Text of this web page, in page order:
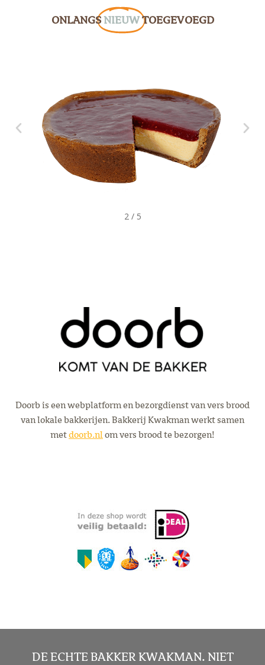
ONLANGS NIEUW TOEGEVOEGD
2/ 5
Doorb is een webplatform en bezorgdienst van vers brood
van lokale bakkerijen. Bakkerij Kwakman werkt samen
metdoorb.nlom vers brood te bezorgen!
DE ECHTE BAKKER KWAKMAN. NIET